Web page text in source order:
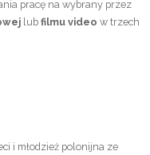
pracę na wybrany przez
lub filmu video w trzech
i młodzież polonijna ze